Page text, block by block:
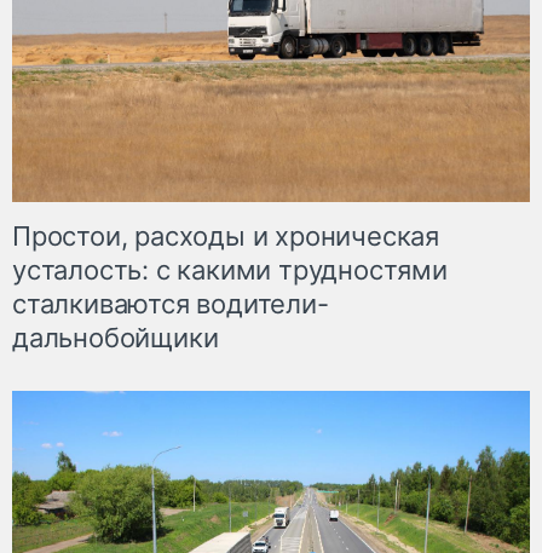
Простои, расходы и хроническая
усталость: с какими трудностями
сталкиваются водители-
дальнобойщики